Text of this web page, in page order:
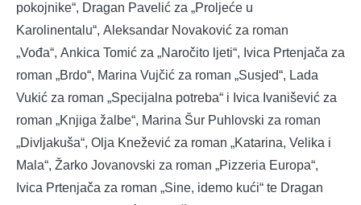
pokojnike“, Dragan Pavelić za „Proljeće u
Karolinentalu“, Aleksandar Novaković za roman
„Vođa“, Ankica Tomić za „Naročito ljeti“, Ivica Prtenjača za
roman „Brdo“, Marina Vujčić za roman „Susjed“, Lada
Vukić za roman „Specijalna potreba“ i Ivica Ivanišević za
roman „Knjiga žalbe“, Marina Šur Puhlovski za roman
„Divljakuša“, Olja Knežević za roman „Katarina, Velika i
Mala“, Žarko Jovanovski za roman „Pizzeria Europa“,
Ivica Prtenjača za roman „Sine, idemo kući“ te Dragan